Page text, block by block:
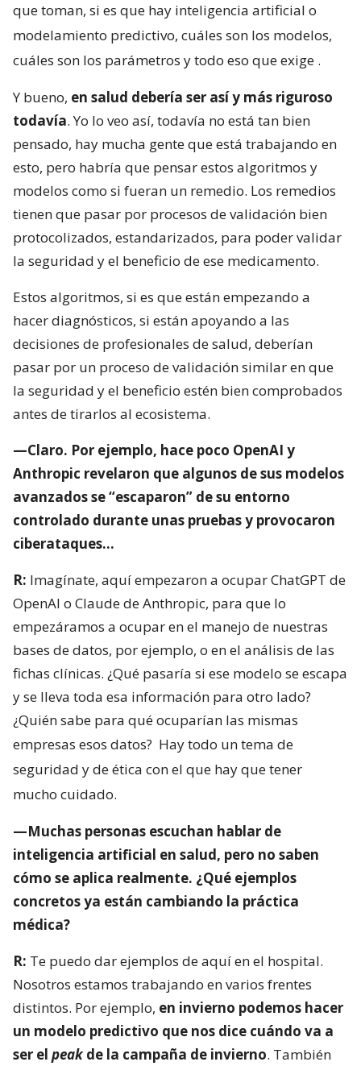
que toman, si es que hay inteligencia artificial o
modelamiento predictivo, cuáles son los modelos,
cuáles son los parámetros y todo eso que exige .
Y bueno, en salud debería ser así y más riguroso
todavía. Yo lo veo así, todavía no está tan bien
pensado, hay mucha gente que está trabajando en
esto, pero habría que pensar estos algoritmos y
modelos como si fueran un remedio. Los remedios
tienen que pasar por procesos de validación bien
protocolizados, estandarizados, para poder validar
la seguridad y el beneficio de ese medicamento.
Estos algoritmos, si es que están empezando a
hacer diagnósticos, si están apoyando a las
decisiones de profesionales de salud, deberían
pasar por un proceso de validación similar en que
la seguridad y el beneficio estén bien comprobados
antes de tirarlos al ecosistema.
—Claro. Por ejemplo, hace poco OpenAI y
Anthropic revelaron que algunos de sus modelos
avanzados se “escaparon” de su entorno
controlado durante unas pruebas y provocaron
ciberataques…
R: Imagínate, aquí empezaron a ocupar ChatGPT de
OpenAI o Claude de Anthropic, para que lo
empezáramos a ocupar en el manejo de nuestras
bases de datos, por ejemplo, o en el análisis de las
fichas clínicas. ¿Qué pasaría si ese modelo se escapa
y se lleva toda esa información para otro lado?
¿Quién sabe para qué ocuparían las mismas
empresas esos datos? Hay todo un tema de
seguridad y de ética con el que hay que tener
mucho cuidado.
—Muchas personas escuchan hablar de
inteligencia artificial en salud, pero no saben
cómo se aplica realmente. ¿Qué ejemplos
concretos ya están cambiando la práctica
médica?
R: Te puedo dar ejemplos de aquí en el hospital.
Nosotros estamos trabajando en varios frentes
distintos. Por ejemplo, en invierno podemos hacer
un modelo predictivo que nos dice cuándo va a
ser el peakde la campaña de invierno. También